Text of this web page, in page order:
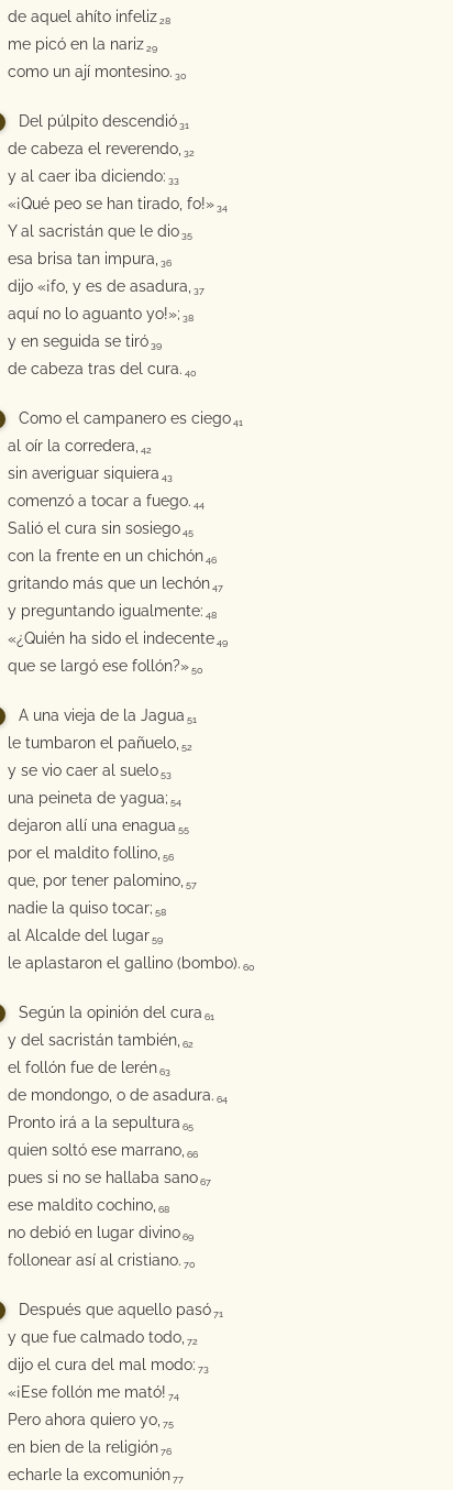
de aquel ahíto infeliz 28
me picó en la nariz 29
como un ají montesino. 30
Del púlpito descendió 31
de cabeza el reverendo, 32
y al caer iba diciendo: 33
«¡Qué peo se han tirado, fo!» 34
Y al sacristán que le dio 35
esa brisa tan impura, 36
dijo «¡fo, y es de asadura, 37
aquí no lo aguanto yo!»; 38
y en seguida se tiró 39
de cabeza tras del cura. 40
Como el campanero es ciego 41
al oír la corredera, 42
sin averiguar siquiera 43
comenzó a tocar a fuego. 44
Salió el cura sin sosiego 45
con la frente en un chichón 46
gritando más que un lechón 47
y preguntando igualmente: 48
«¿Quién ha sido el indecente 49
que se largó ese follón?» 50
A una vieja de la Jagua 51
le tumbaron el pañuelo, 52
y se vio caer al suelo 53
una peineta de yagua; 54
dejaron allí una enagua 55
por el maldito follino, 56
que, por tener palomino, 57
nadie la quiso tocar; 58
al Alcalde del lugar 59
le aplastaron el gallino (bombo). 60
Según la opinión del cura 61
y del sacristán también, 62
el follón fue de lerén 63
de mondongo, o de asadura. 64
Pronto irá a la sepultura 65
quien soltó ese marrano, 66
pues si no se hallaba sano 67
ese maldito cochino, 68
no debió en lugar divino 69
follonear así al cristiano. 70
Después que aquello pasó 71
y que fue calmado todo, 72
dijo el cura del mal modo: 73
«¡Ese follón me mató! 74
Pero ahora quiero yo, 75
en bien de la religión 76
echarle la excomunión 77